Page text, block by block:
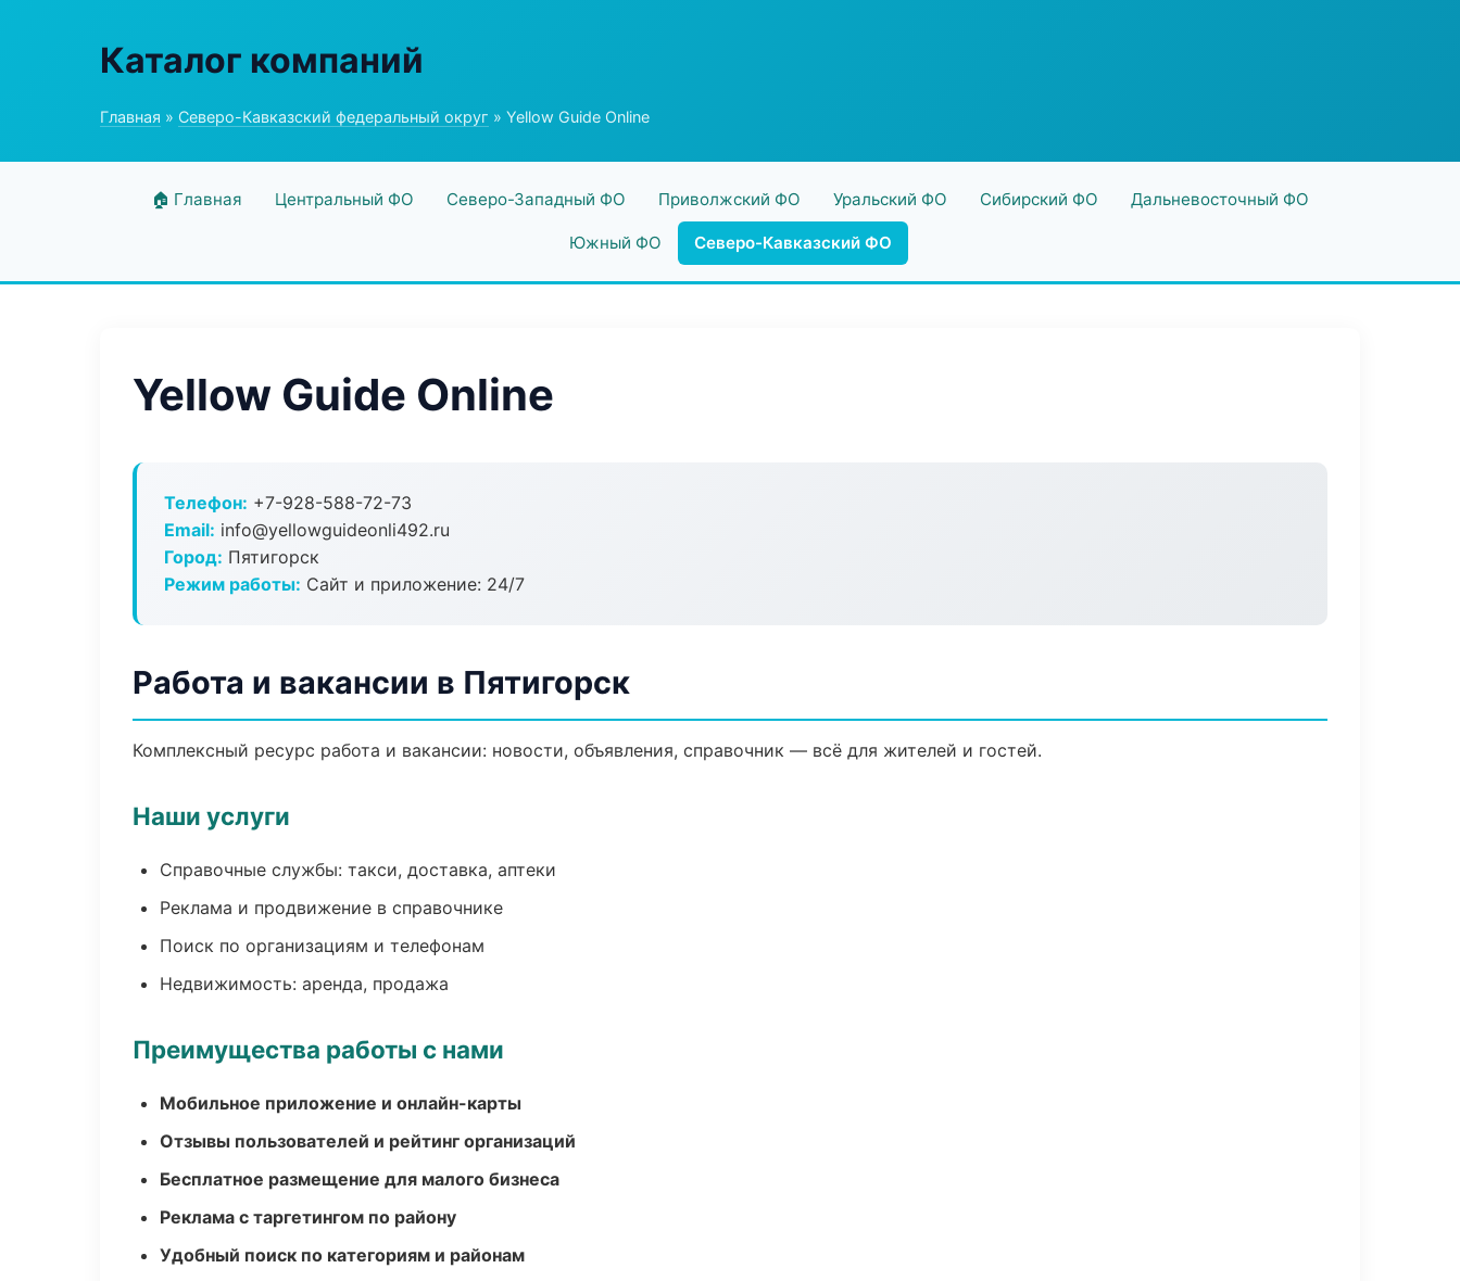
Каталог компаний
Главная » Северо-Кавказский федеральный округ » Yellow Guide Online
🏠 Главная Центральный ФО Северо-Западный ФО Приволжский ФО Уральский ФО Сибирский ФО Дальневосточный ФО
Южный ФО Северо-Кавказский ФО
Yellow Guide Online
Телефон: +7-928-588-72-73
Email: info@yellowguideonli492.ru
Город: Пятигорск
Режим работы: Сайт и приложение: 24/7
Работа и вакансии в Пятигорск
Комплексный ресурс работа и вакансии: новости, объявления, справочник — всё для жителей и гостей.
Наши услуги
Справочные службы: такси, доставка, аптеки
Реклама и продвижение в справочнике
Поиск по организациям и телефонам
Недвижимость: аренда, продажа
Преимущества работы с нами
Мобильное приложение и онлайн-карты
Отзывы пользователей и рейтинг организаций
Бесплатное размещение для малого бизнеса
Реклама с таргетингом по району
Удобный поиск по категориям и районам